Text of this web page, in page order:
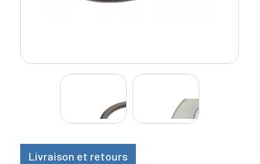
Livraison et retours